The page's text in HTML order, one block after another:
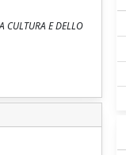
E DELLO